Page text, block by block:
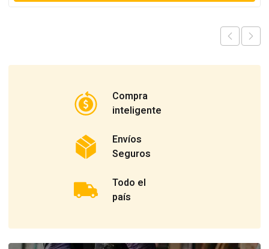
Compra
inteligente
Envíos
Seguros
Todo el
país